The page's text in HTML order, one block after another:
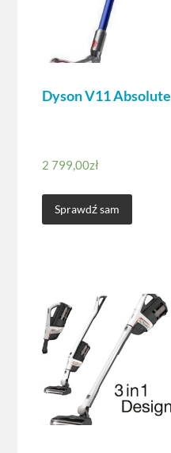
Dyson V11 Absolute
2 799,00zł
Sprawdź sam